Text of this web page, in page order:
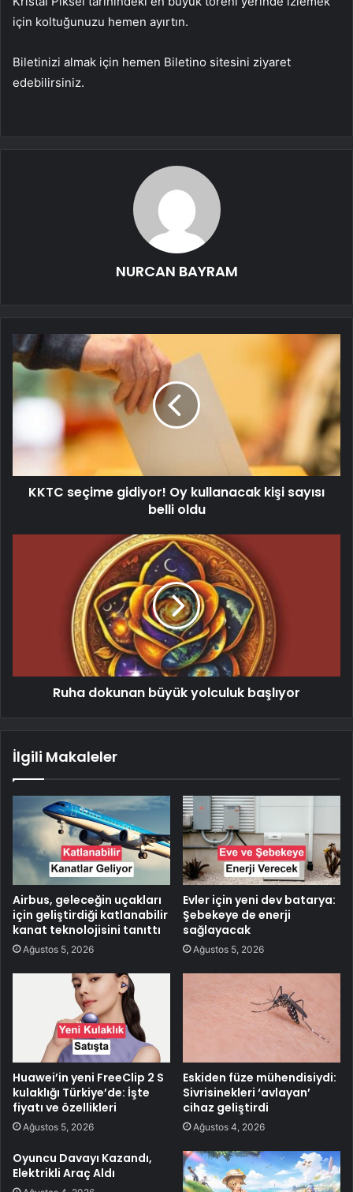
için koltuğunuzu hemen ayırtın.
Biletinizi almak için hemen Biletino sitesini ziyaret
edebilirsiniz.
NURCAN BAYRAM
KKTC seçime gidiyor! Oy kullanacak kişi sayısı
belli oldu
Ruha dokunan büyük yolculuk başlıyor
İlgili Makaleler
Airbus, geleceğin uçakları
için geliştirdiği katlanabilir
kanat teknolojisini tanıttı
Ağustos 5, 2026
Evler için yeni dev batarya:
Şebekeye de enerji
sağlayacak
Ağustos 5, 2026
Huawei’in yeni FreeClip 2 S
kulaklığı Türkiye’de: İşte
fiyatı ve özellikleri
Ağustos 5, 2026
Eskiden füze mühendisiydi:
Sivrisinekleri ‘avlayan’
cihaz geliştirdi
Ağustos 4, 2026
Oyuncu Davayı Kazandı,
Elektrikli Araç Aldı